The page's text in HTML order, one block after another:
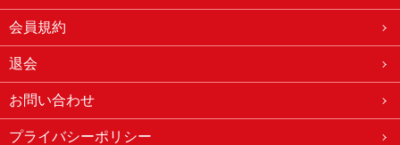
会員規約
退会
お問い合わせ
プライバシーポリシー